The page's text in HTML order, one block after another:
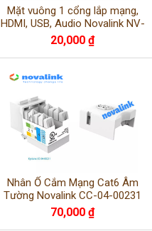
Mặt vuông 1 cổng lắp mạng,
HDMI, USB, Audio Novalink NV-
22001SW
20,000 ₫
Nhân Ổ Cắm Mạng Cat6 Âm
Tường Novalink CC-04-00231
Chính Hãng Chuẩn Gigabit RJ45
70,000 ₫